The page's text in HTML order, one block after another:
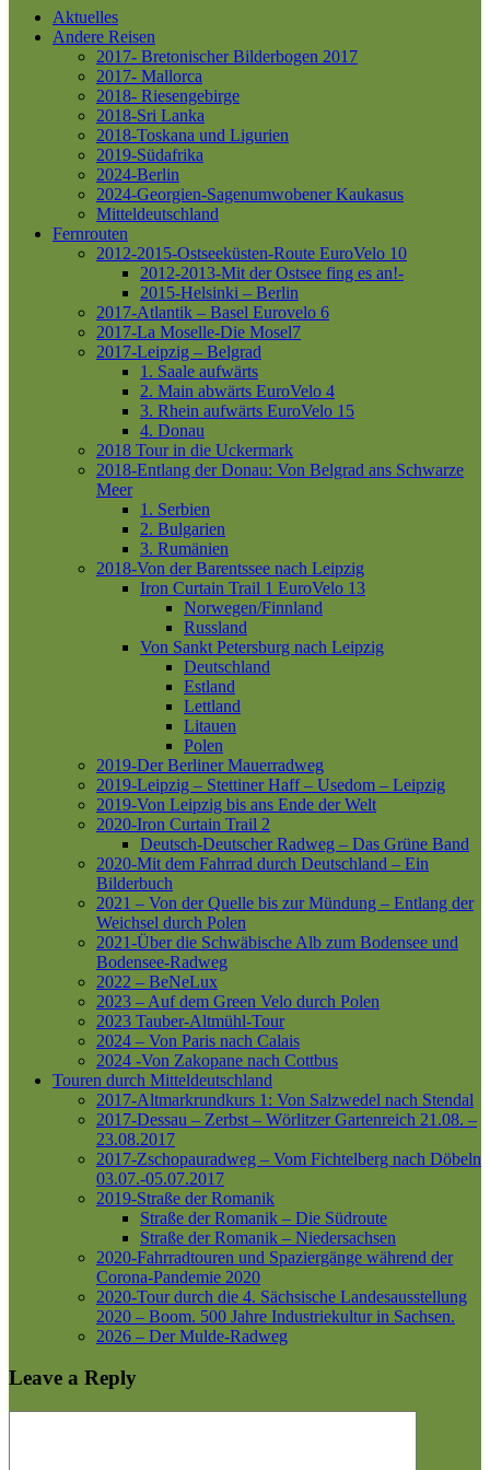
Aktuelles
Andere Reisen
2017- Bretonischer Bilderbogen 2017
2017- Mallorca
2018- Riesengebirge
2018-Sri Lanka
2018-Toskana und Ligurien
2019-Südafrika
2024-Berlin
2024-Georgien-Sagenumwobener Kaukasus
Mitteldeutschland
Fernrouten
2012-2015-Ostseeküsten-Route EuroVelo 10
2012-2013-Mit der Ostsee fing es an!-
2015-Helsinki – Berlin
2017-Atlantik – Basel Eurovelo 6
2017-La Moselle-Die Mosel7
2017-Leipzig – Belgrad
1. Saale aufwärts
2. Main abwärts EuroVelo 4
3. Rhein aufwärts EuroVelo 15
4. Donau
2018 Tour in die Uckermark
2018-Entlang der Donau: Von Belgrad ans Schwarze
Meer
1. Serbien
2. Bulgarien
3. Rumänien
2018-Von der Barentssee nach Leipzig
Iron Curtain Trail 1 EuroVelo 13
Norwegen/Finnland
Russland
Von Sankt Petersburg nach Leipzig
Deutschland
Estland
Lettland
Litauen
Polen
2019-Der Berliner Mauerradweg
2019-Leipzig – Stettiner Haff – Usedom – Leipzig
2019-Von Leipzig bis ans Ende der Welt
2020-Iron Curtain Trail 2
Deutsch-Deutscher Radweg – Das Grüne Band
2020-Mit dem Fahrrad durch Deutschland – Ein
Bilderbuch
2021 – Von der Quelle bis zur Mündung – Entlang der
Weichsel durch Polen
2021-Über die Schwäbische Alb zum Bodensee und
Bodensee-Radweg
2022 – BeNeLux
2023 – Auf dem Green Velo durch Polen
2023 Tauber-Altmühl-Tour
2024 – Von Paris nach Calais
2024 -Von Zakopane nach Cottbus
Touren durch Mitteldeutschland
2017-Altmarkrundkurs 1: Von Salzwedel nach Stendal
2017-Dessau – Zerbst – Wörlitzer Gartenreich 21.08. –
23.08.2017
2017-Zschopauradweg – Vom Fichtelberg nach Döbeln
03.07.-05.07.2017
2019-Straße der Romanik
Straße der Romanik – Die Südroute
Straße der Romanik – Niedersachsen
2020-Fahrradtouren und Spaziergänge während der
Corona-Pandemie 2020
2020-Tour durch die 4. Sächsische Landesausstellung
2020 – Boom. 500 Jahre Industriekultur in Sachsen.
2026 – Der Mulde-Radweg
Leave a Reply